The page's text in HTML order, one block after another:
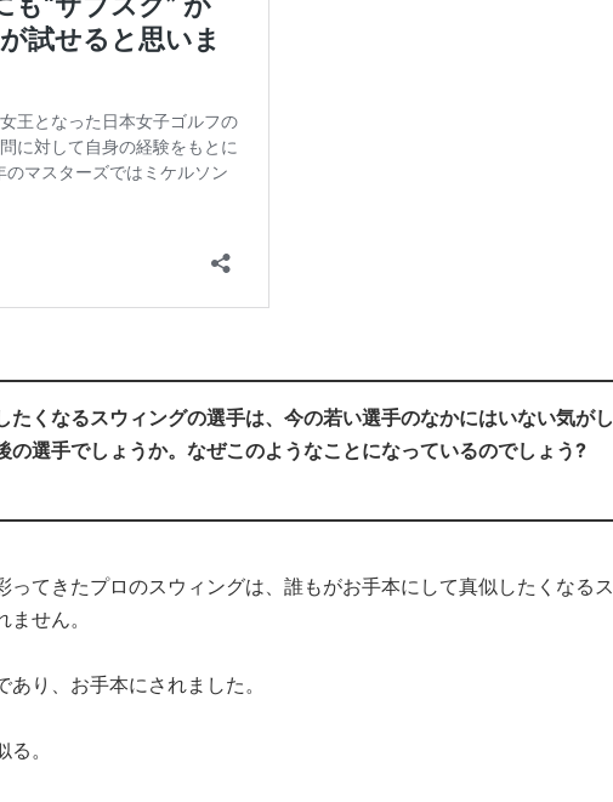
くなるスウィングの選手は、今の若い選手のなかにはいない気がし
の選手でしょうか。なぜこのようなことになっているのでしょう?
てきたプロのスウィングは、誰もがお手本にして真似したくなるス
せん。
り、お手本にされました。
。